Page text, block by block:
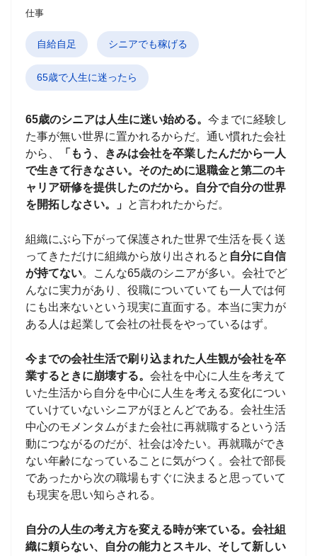
仕事
自給自足 シニアでも稼げる
65歳で人生に迷ったら
65歳のシニアは人生に迷い始める。 今までに経験し
た事が無い世界に置かれるからだ。通い慣れた会社
から、
「もう、きみは会社を卒業したんだから一人
で生きて行きなさい。そのために退職金と第二のキ
ャリア研修を提供したのだから。自分で自分の世界
を開拓しなさい。」 と言われたからだ。
組織にぶら下がって保護された世界で生活を長く送
ってきただけに組織から放り出されると 自分に自信
が持てない。こんな65歳のシニアが多い。会社でど
んなに実力があり、役職についていても一人では何
にも出来ないという現実に直面する。本当に実力が
ある人は起業して会社の社長をやっているはず。
今までの会社生活で刷り込まれた人生観が会社を卒
業するときに崩壊する。 会社を中心に人生を考えて
いた生活から自分を中心に人生を考える変化につい
ていけていないシニアがほとんどである。会社生活
中心のモメンタムがまた会社に再就職するという活
動につながるのだが、社会は冷たい。再就職ができ
ない年齢になっていることに気がつく。会社で部長
であったから次の職場もすぐに決まると思っていて
も現実を思い知らされる。
自分の人生の考え方を変える時が来ている。会社組
織に頼らない、自分の能力とスキル、そして新しい